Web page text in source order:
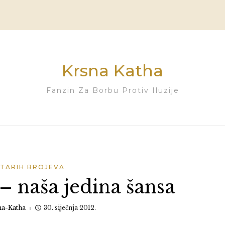
Krsna Katha
Fanzin Za Borbu Protiv Iluzije
BROJEVA
naša jedina šansa
Katha 30. siječnja 2012.